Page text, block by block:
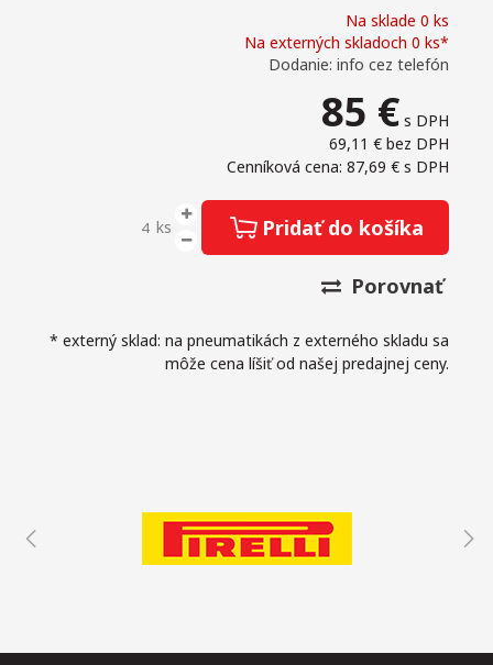
Na sklade 0 ks
Na externých skladoch 0 ks*
Dodanie: info cez telefón
85 € s DPH
69,11 € bez DPH
Cenníková cena: 87,69 € s DPH
ks Pridať do košíka
Porovnať
* externý sklad: na pneumatikách z externého skladu sa
môže cena líšiť od našej predajnej ceny.